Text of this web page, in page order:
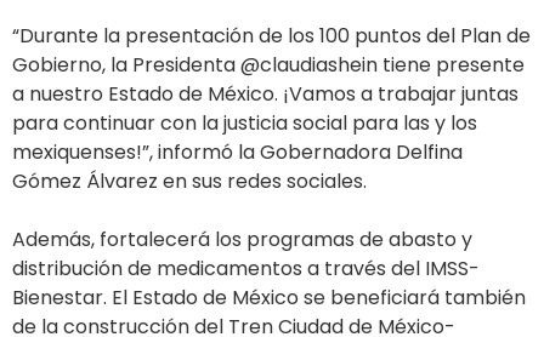
“Durante la presentación de los 100 puntos del Plan de
Gobierno, la Presidenta @claudiashein tiene presente
a nuestro Estado de México. ¡Vamos a trabajar juntas
para continuar con la justicia social para las y los
mexiquenses!”, informó la Gobernadora Delfina
Gómez Álvarez en sus redes sociales.
Además, fortalecerá los programas de abasto y
distribución de medicamentos a través del IMSS-
Bienestar. El Estado de México se beneficiará también
de la construcción del Tren Ciudad de México-